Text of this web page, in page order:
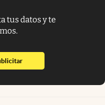
tus datos y te
abre en nueva pestaña